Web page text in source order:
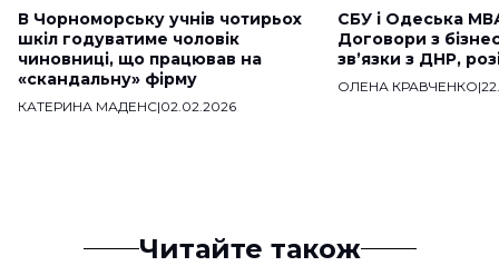
В Чорноморську учнів чотирьох
шкіл годуватиме чоловік
чиновниці, що працював на
«скандальну» фірму
КАТЕРИНА МАДЕНС|02.02.2026
СБУ і Одеська
Договори з
звʼязки з ДНР,
ОЛЕНА КРАВЧЕНКО|
Читайте також